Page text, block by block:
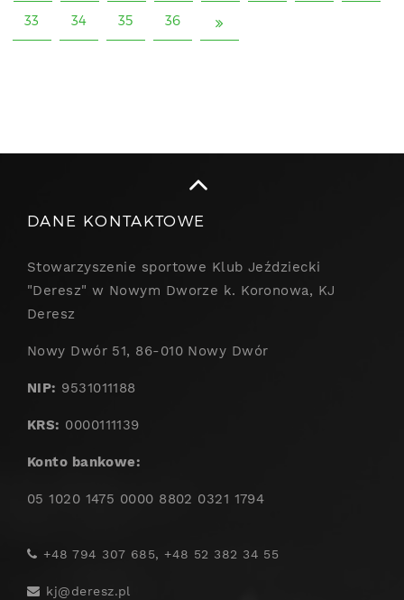
33 34 35 36
DANE KONTAKTOWE
Stowarzyszenie sportowe Klub Jeździecki
"Deresz" w Nowym Dworze k. Koronowa, KJ
Deresz
Nowy Dwór 51, 86-010 Nowy Dwór
NIP: 9531011188
KRS: 0000111139
Konto bankowe:
05 1020 1475 0000 8802 0321 1794
+48 794 307 685, +48 52 382 34 55
kj@deresz.pl